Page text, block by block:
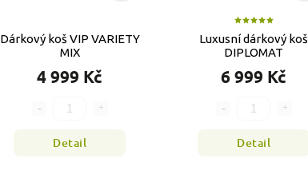
Dárkový koš VIP VARIETY
MIX
4 999 Kč
Detail
Luxusní dárkový koš
DIPLOMAT
6 999 Kč
Detail